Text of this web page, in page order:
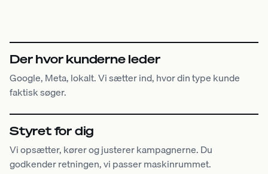
Der hvor kunderne leder
Google, Meta, lokalt. Vi sætter ind, hvor din type kunde
faktisk søger.
Styret for dig
Vi opsætter, kører og justerer kampagnerne. Du
godkender retningen, vi passer maskinrummet.